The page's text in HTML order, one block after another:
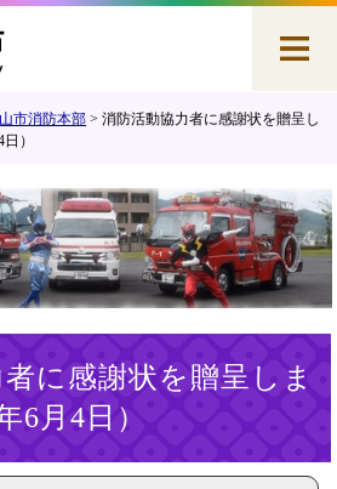
市消防本部 > 消防活動協力者に感謝状を贈呈し
）
に感謝状を贈呈しま
6月4日）